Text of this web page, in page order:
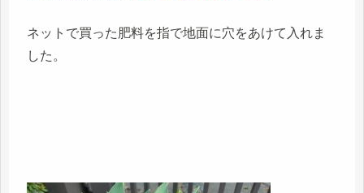
ネットで買った肥料を指で地面に穴をあけて入れま
した。